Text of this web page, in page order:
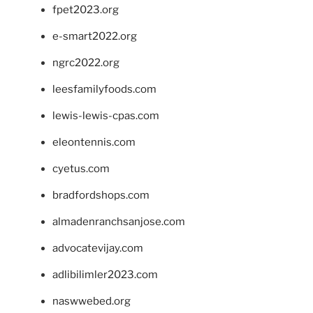
fpet2023.org
e-smart2022.org
ngrc2022.org
leesfamilyfoods.com
lewis-lewis-cpas.com
eleontennis.com
cyetus.com
bradfordshops.com
almadenranchsanjose.com
advocatevijay.com
adlibilimler2023.com
naswwebed.org